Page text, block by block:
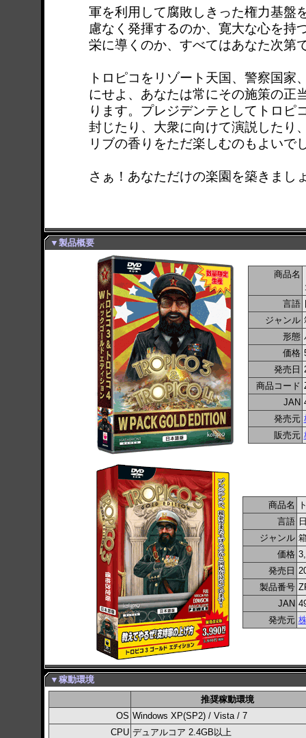
軍を利用して腐敗しきった権力基盤
慮なく発揮するのか、寛大な心を持
栄に導くのか、すべてはあなた次第
トロピコをリゾート天国、警察国家
にせよ、あなたは常にその施策の正
ります。プレジデンテとしてトロピ
封じたり、大衆に向けて演説したり
リブの香りをただ楽しむのもよいで
さぁ！あなただけの楽園を築きまし
▼製品概要
商品名
言語
ジャンル
形態
価格
発売日
商品コード
JAN
発売元
販売元
商品名
言語
ジャンル
価格
発売日
製品番号
JAN
発売元
▼稼動環境
推奨稼動環境
OS Windows XP(SP2) / Vista / 7
CPU デュアルコア 2.4GB以上